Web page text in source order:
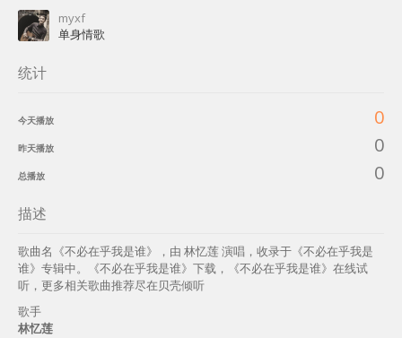
myxf
单身情歌
统计
今天播放 0
昨天播放 0
总播放 0
描述
歌曲名《不必在乎我是谁》，由 林忆莲 演唱，收录于《不必在乎我是
谁》专辑中。《不必在乎我是谁》下载，《不必在乎我是谁》在线试
听，更多相关歌曲推荐尽在贝壳倾听
歌手
林忆莲